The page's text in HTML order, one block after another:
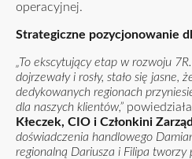
operacyjnej.
Strategiczne pozycjonowanie
„To ekscytujący etap w rozwoju
dojrzewały i rosły, stało się jasne,
dedykowanych regionach
dla naszych klientów,” powiedziała
Kłeczek, CIO i Członkini
doświadczenia handlowego
regionalną Dariusza i Filipa tworzy